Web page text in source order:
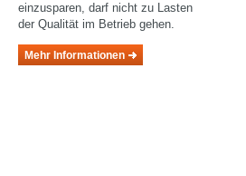
einzusparen, darf nicht zu Lasten
der Qualität im Betrieb gehen.
Mehr Informationen